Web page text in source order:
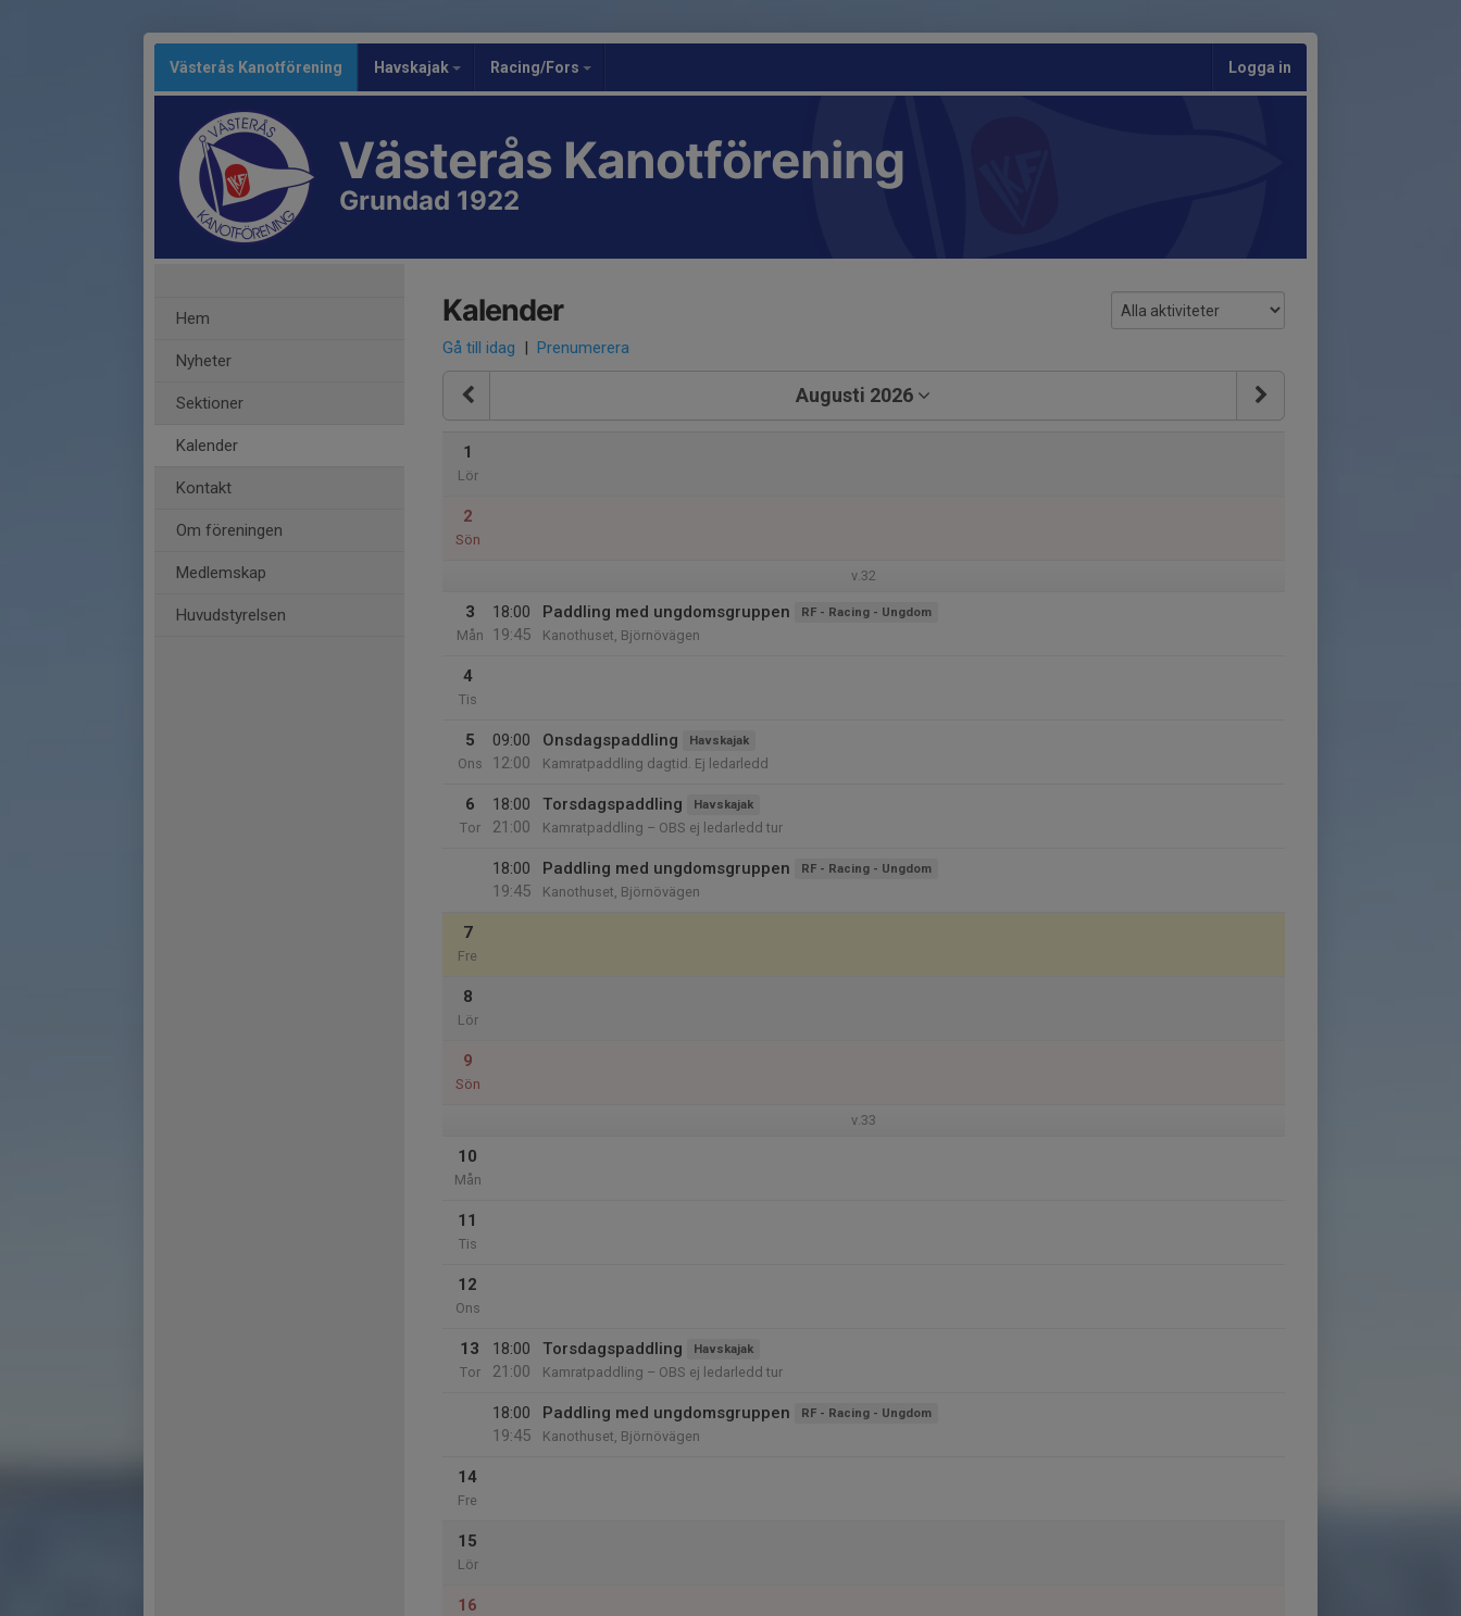
Västerås Kanotförening Havskajak Racing/Fors Logga in
Västerås Kanotförening
Grundad 1922
Hem
Nyheter
Sektioner
Kalender
Kontakt
Om föreningen
Medlemskap
Huvudstyrelsen
Kalender
Gå till idag | Prenumerera
Augusti 2026
1
Lör
2
Sön
v.32
3
Mån
18:00
19:45
Paddling med ungdomsgruppen RF - Racing - Ungdom
Kanothuset, Björnövägen
4
Tis
5
Ons
09:00
12:00
Onsdagspaddling Havskajak
Kamratpaddling dagtid. Ej ledarledd
6
Tor
18:00
21:00
Torsdagspaddling Havskajak
Kamratpaddling – OBS ej ledarledd tur
18:00
19:45
Paddling med ungdomsgruppen RF - Racing - Ungdom
Kanothuset, Björnövägen
7
Fre
8
Lör
9
Sön
v.33
10
Mån
11
Tis
12
Ons
13
Tor
18:00
21:00
Torsdagspaddling Havskajak
Kamratpaddling – OBS ej ledarledd tur
18:00
19:45
Paddling med ungdomsgruppen RF - Racing - Ungdom
Kanothuset, Björnövägen
14
Fre
15
Lör
16